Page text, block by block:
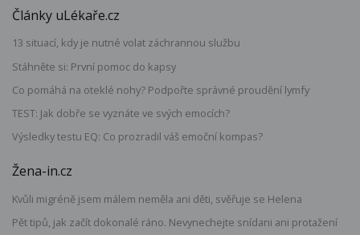
Články uLékaře.cz
13 situací, kdy je nutné volat záchrannou službu
Stáhněte si: První pomoc do kapsy
Co pomáhá na oteklé nohy? Podpořte správné proudění lymfy
TEST: Jak dobře se vyznáte ve svých emocích?
Výsledky testu EQ: Co prozradil váš emoční kompas?
Žena-in.cz
Kvůli migréně jsem málem neměla ani děti, svěřuje se Helena
Pět tipů, jak začít dokonalé ráno. Nevynechejte snídani ani protažení